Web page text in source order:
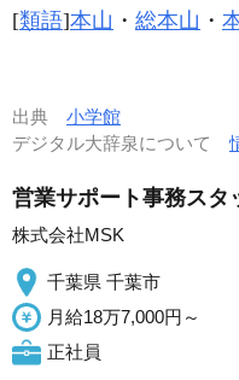
[類語]本山 ・ 総本山 ・
出典 小学館
デジタル大辞泉について
営業サポート事務スタ
株式会社MSK
千葉県 千葉市
月給18万7,000円～
正社員